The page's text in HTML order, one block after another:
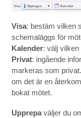
Visa: bestäm vilken
schemaläggs för
Kalender: välj vilken
Privat: ingående
markeras som
om det är en
bokat mötet.
Upprepaväljer du